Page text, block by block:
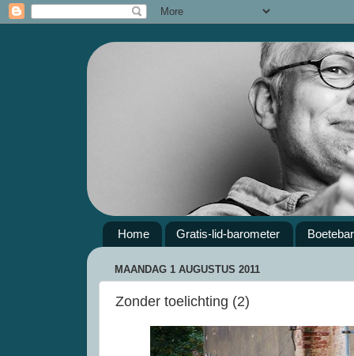
Home Gratis-lid-barometer
MAANDAG 1 AUGUSTUS 2011
Zonder toelichting (2)